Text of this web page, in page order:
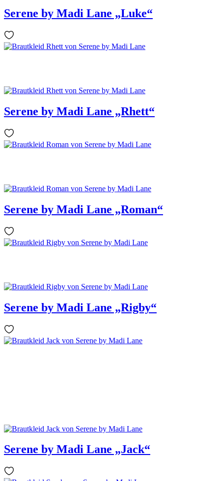
Serene by Madi Lane „Luke“
Serene by Madi Lane „Rhett“
Serene by Madi Lane „Roman“
Serene by Madi Lane „Rigby“
Serene by Madi Lane „Jack“